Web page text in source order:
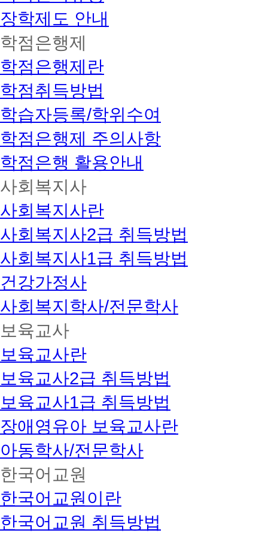
장학제도 안내
학점은행제
학점은행제란
학점취득방법
학습자등록/학위수여
학점은행제 주의사항
학점은행 활용안내
사회복지사
사회복지사란
사회복지사2급 취득방법
사회복지사1급 취득방법
건강가정사
사회복지학사/전문학사
보육교사
보육교사란
보육교사2급 취득방법
보육교사1급 취득방법
장애영유아 보육교사란
아동학사/전문학사
한국어교원
한국어교원이란
한국어교원 취득방법